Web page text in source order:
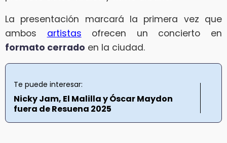
La presentación marcará la primera vez que
ambos artistas ofrecen un concierto en
formato cerrado en la ciudad.
Te puede interesar:
Nicky Jam, El Malilla y Óscar Maydon
fuera de Resuena 2025